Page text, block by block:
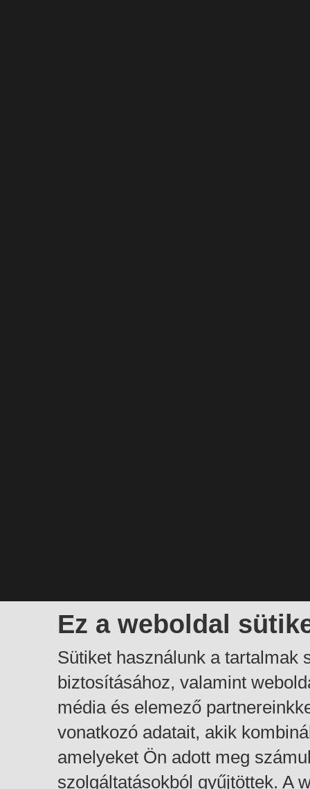
Ez a weboldal
Sütiket használunk a tartalmak
biztosításához, valamint
média és elemező
vonatkozó adatait, akik
amelyeket Ön adott meg
szolgáltatásokból gyűjtöttek. A